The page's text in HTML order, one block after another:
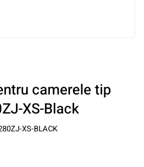
camerele tip
XS-Black
XS-BLACK